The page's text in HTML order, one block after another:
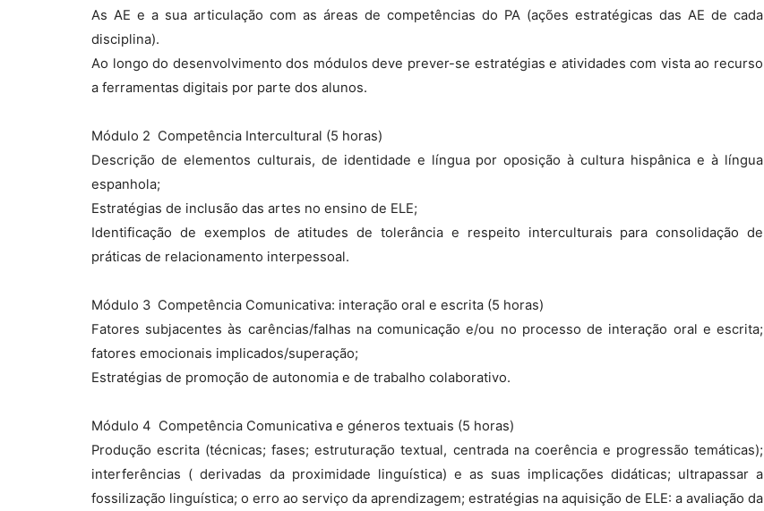
As AE e a sua articulação com as áreas de competências do PA (ações estratégicas das AE de cada
disciplina).
Ao longo do desenvolvimento dos módulos deve prever-se estratégias e atividades com vista ao recurso
a ferramentas digitais por parte dos alunos.
Módulo 2  Competência Intercultural (5 horas)
Descrição de elementos culturais, de identidade e língua por oposição à cultura hispânica e à língua
espanhola;
Estratégias de inclusão das artes no ensino de ELE;
Identificação de exemplos de atitudes de tolerância e respeito interculturais para consolidação de
práticas de relacionamento interpessoal.
Módulo 3  Competência Comunicativa: interação oral e escrita (5 horas)
Fatores subjacentes às carências/falhas na comunicação e/ou no processo de interação oral e escrita;
fatores emocionais implicados/superação;
Estratégias de promoção de autonomia e de trabalho colaborativo.
Módulo 4  Competência Comunicativa e géneros textuais (5 horas)
Produção escrita (técnicas; fases; estruturação textual, centrada na coerência e progressão temáticas);
interferências ( derivadas da proximidade linguística) e as suas implicações didáticas; ultrapassar a
fossilização linguística; o erro ao serviço da aprendizagem; estratégias na aquisição de ELE: a avaliação da